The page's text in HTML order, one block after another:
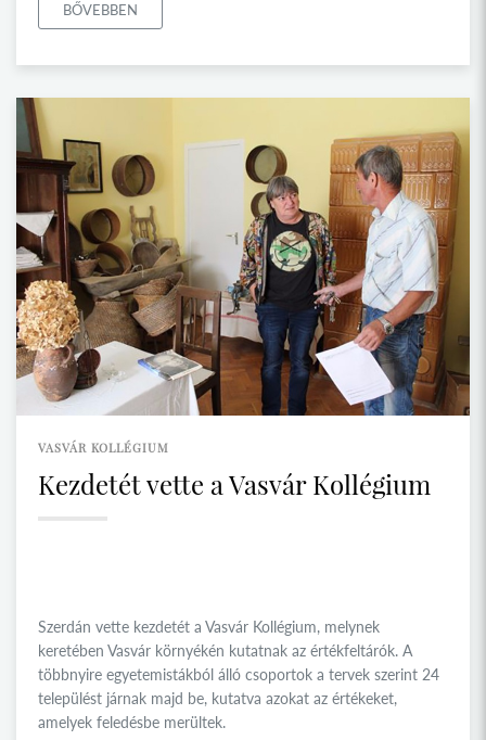
BŐVEBBEN
VASVÁR KOLLÉGIUM
Kezdetét vette a Vasvár Kollégium
Szerdán vette kezdetét a Vasvár Kollégium, melynek
keretében Vasvár környékén kutatnak az értékfeltárók. A
többnyire egyetemistákból álló csoportok a tervek szerint 24
települést járnak majd be, kutatva azokat az értékeket,
amelyek feledésbe merültek.